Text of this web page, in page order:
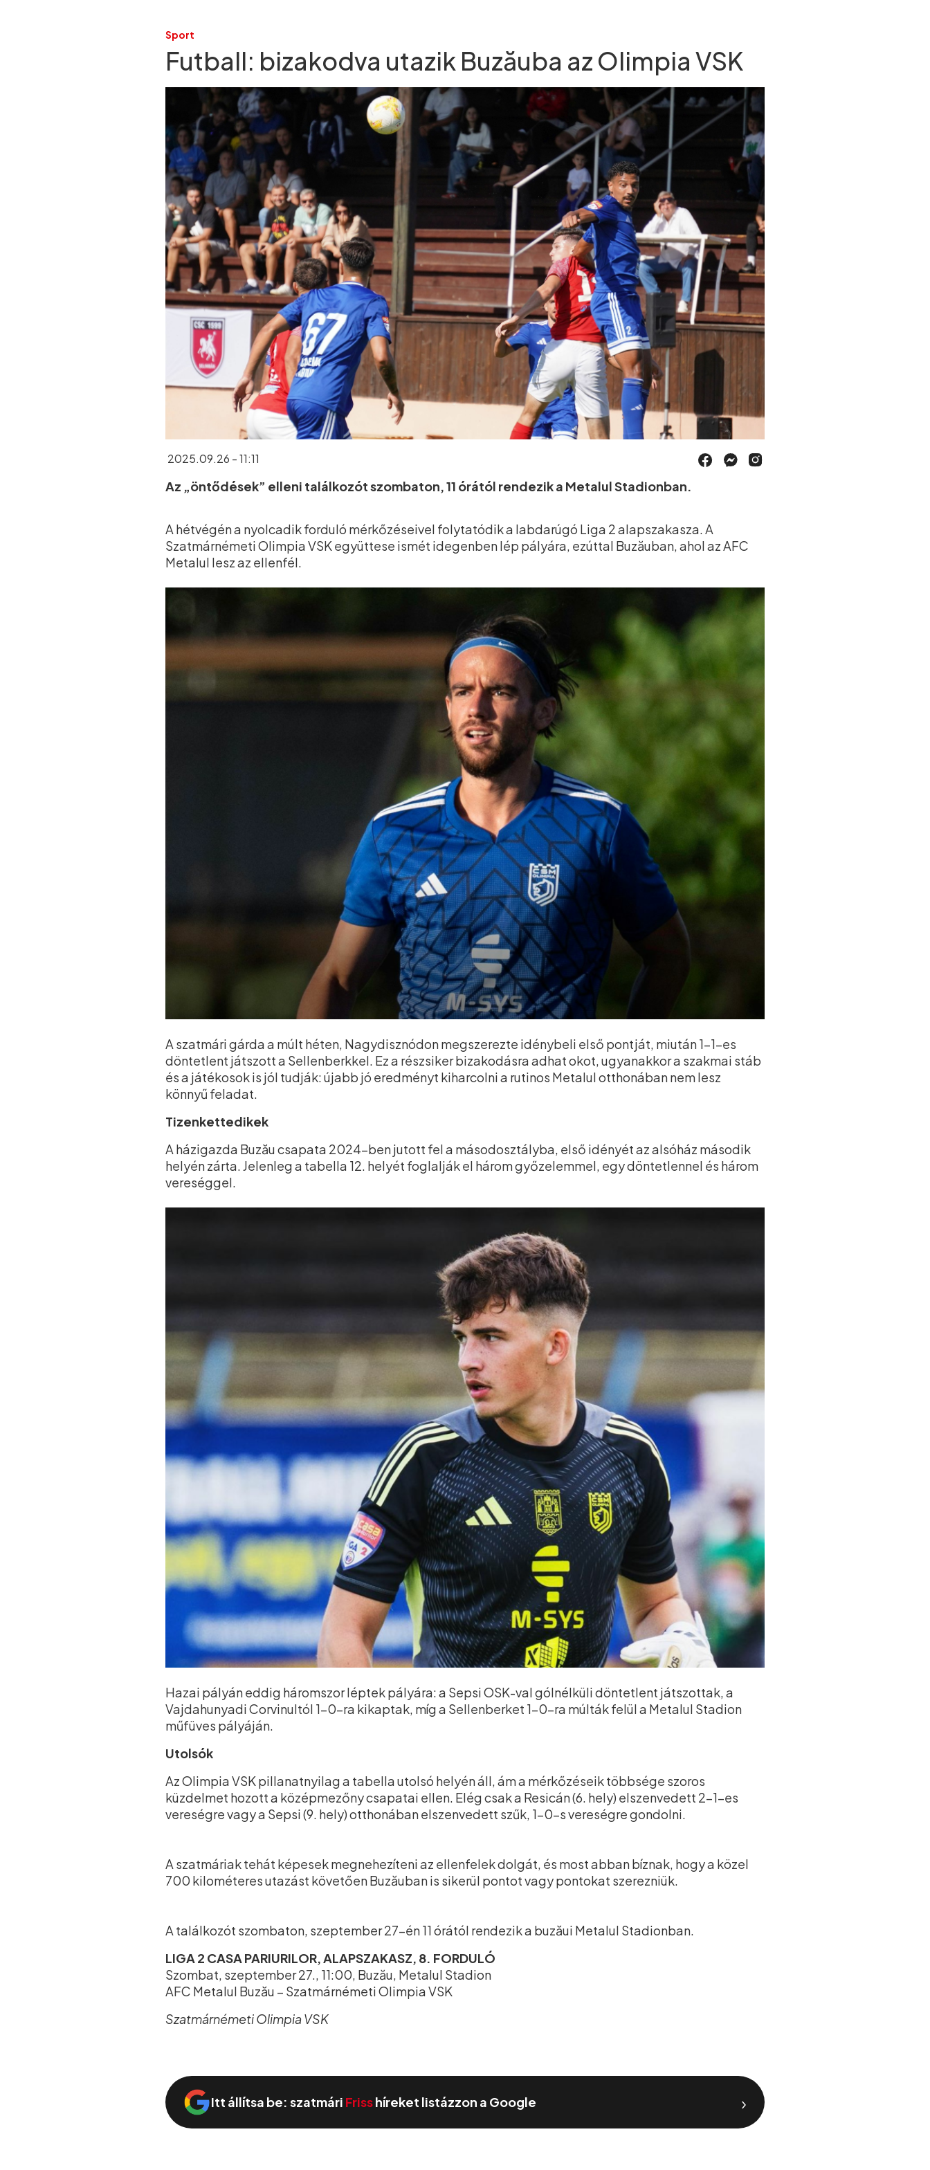
Sport
Futball: bizakodva utazik Buzăuba az Olimpia VSK
2025.09.26 - 11:11
Az „öntődések” elleni találkozót szombaton, 11 órától rendezik a Metalul Stadionban.
A hétvégén a nyolcadik forduló mérkőzéseivel folytatódik a labdarúgó Liga 2 alapszakasza. A
Szatmárnémeti Olimpia VSK együttese ismét idegenben lép pályára, ezúttal Buzăuban, ahol az AFC
Metalul lesz az ellenfél.
A szatmári gárda a múlt héten, Nagydisznódon megszerezte idénybeli első pontját, miután 1–1-es
döntetlent játszott a Sellenberkkel. Ez a részsiker bizakodásra adhat okot, ugyanakkor a szakmai stáb
és a játékosok is jól tudják: újabb jó eredményt kiharcolni a rutinos Metalul otthonában nem lesz
könnyű feladat.
Tizenkettedikek
A házigazda Buzău csapata 2024-ben jutott fel a másodosztályba, első idényét az alsóház második
helyén zárta. Jelenleg a tabella 12. helyét foglalják el három győzelemmel, egy döntetlennel és három
vereséggel.
Hazai pályán eddig háromszor léptek pályára: a Sepsi OSK-val gólnélküli döntetlent játszottak, a
Vajdahunyadi Corvinultól 1–0-ra kikaptak, míg a Sellenberket 1–0-ra múlták felül a Metalul Stadion
műfüves pályáján.
Utolsók
Az Olimpia VSK pillanatnyilag a tabella utolsó helyén áll, ám a mérkőzéseik többsége szoros
küzdelmet hozott a középmezőny csapatai ellen. Elég csak a Resicán (6. hely) elszenvedett 2–1-es
vereségre vagy a Sepsi (9. hely) otthonában elszenvedett szűk, 1–0-s vereségre gondolni.
A szatmáriak tehát képesek megnehezíteni az ellenfelek dolgát, és most abban bíznak, hogy a közel
700 kilométeres utazást követően Buzăuban is sikerül pontot vagy pontokat szerezniük.
A találkozót szombaton, szeptember 27-én 11 órától rendezik a buzăui Metalul Stadionban.
LIGA 2 CASA PARIURILOR, ALAPSZAKASZ, 8. FORDULÓ
Szombat, szeptember 27., 11:00, Buzău, Metalul Stadion
AFC Metalul Buzău – Szatmárnémeti Olimpia VSK
Szatmárnémeti Olimpia VSK
Itt állítsa be: szatmári Frisshíreket listázzon a Google ›